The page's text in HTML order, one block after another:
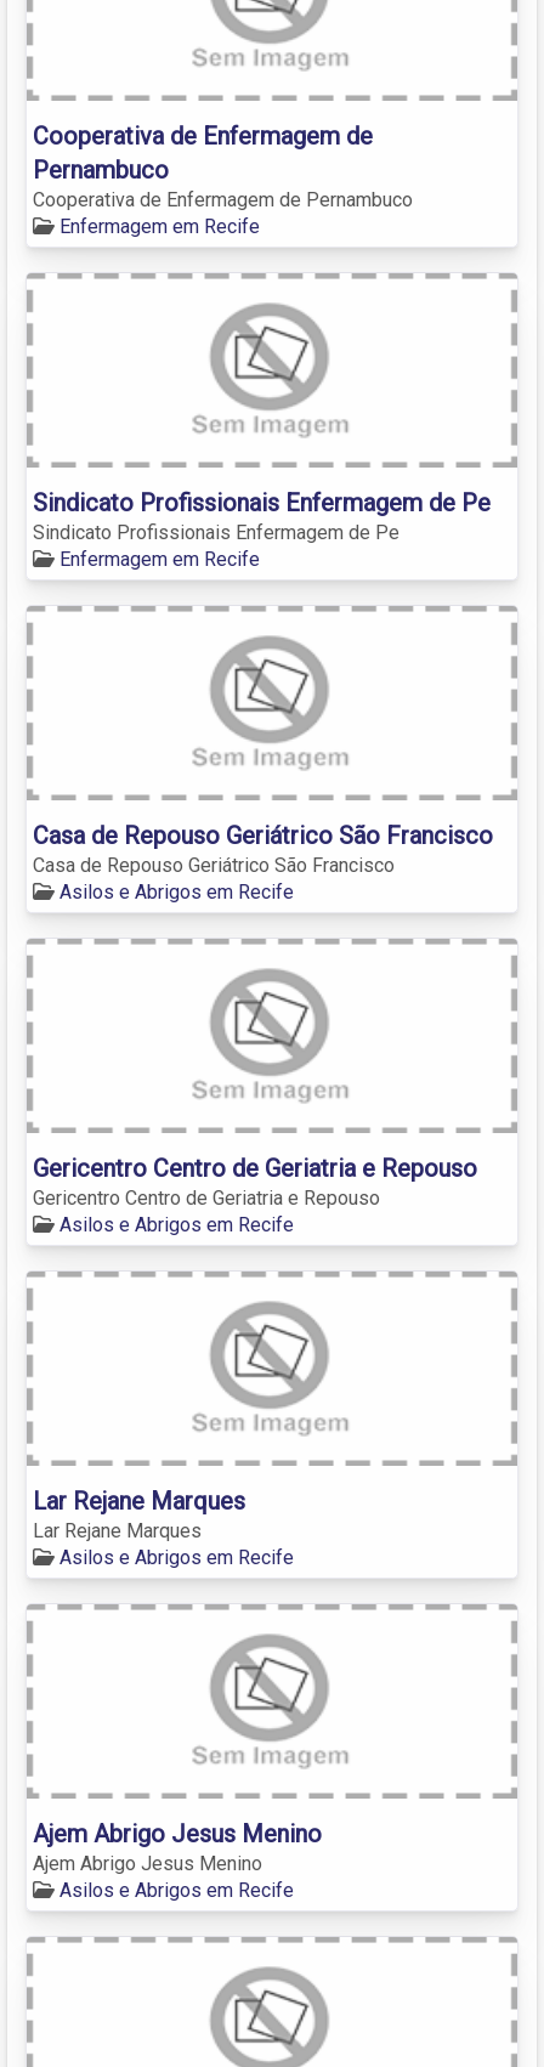
Cooperativa de Enfermagem de
Pernambuco
Cooperativa de Enfermagem de Pernambuco
Enfermagem em Recife
Sindicato Profissionais Enfermagem de Pe
Sindicato Profissionais Enfermagem de Pe
Enfermagem em Recife
Casa de Repouso Geriátrico São Francisco
Casa de Repouso Geriátrico São Francisco
Asilos e Abrigos em Recife
Gericentro Centro de Geriatria e Repouso
Gericentro Centro de Geriatria e Repouso
Asilos e Abrigos em Recife
Lar Rejane Marques
Lar Rejane Marques
Asilos e Abrigos em Recife
Ajem Abrigo Jesus Menino
Ajem Abrigo Jesus Menino
Asilos e Abrigos em Recife